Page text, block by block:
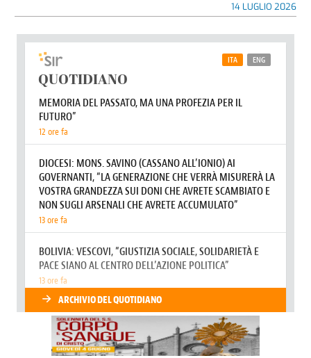
14 LUGLIO 2026